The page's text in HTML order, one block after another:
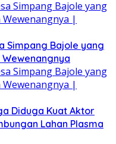
Simpang Bajole yang
Diduga Kuat Aktor
Lahan Plasma